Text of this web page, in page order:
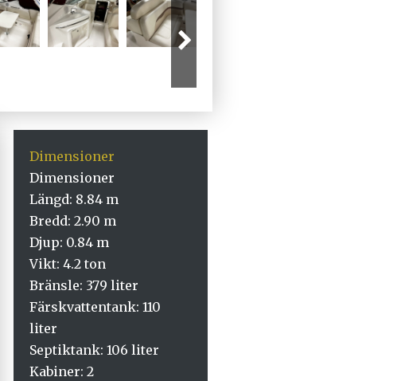
Dimensioner
Dimensioner
Längd: 8.84 m
Bredd: 2.90 m
Djup: 0.84 m
Vikt: 4.2 ton
Bränsle: 379 liter
Färskvattentank: 110
liter
Septiktank: 106 liter
Kabiner: 2